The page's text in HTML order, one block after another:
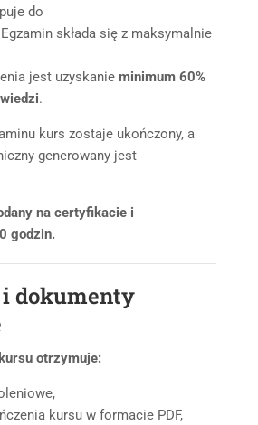
do
składa się z maksymalnie
jest uzyskanie minimum 60%
.
kurs zostaje ukończony, a
generowany jest
na certyfikacie i
godzin.
dokumenty
otrzymuje:
kursu w formacie PDF,